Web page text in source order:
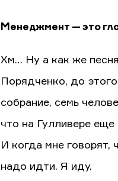
Менеджмент — это
Хм… Ну а как же
Порядченко, до
собрание, семь
что на Гулливере
И когда мне говорят,
надо идти. Я иду.